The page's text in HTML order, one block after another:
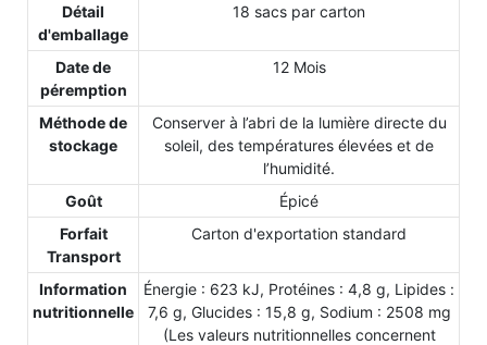
Détail
d'emballage
18 sacs par carton
Date de
péremption
12 Mois
Méthode de
stockage
Conserver à l’abri de la lumière directe du
soleil, des températures élevées et de
l’humidité.
Goût
Épicé
Forfait
Transport
Carton d'exportation standard
Information
nutritionnelle
Énergie : 623 kJ, Protéines : 4,8 g, Lipides :
7,6 g, Glucides : 15,8 g, Sodium : 2508 mg
(Les valeurs nutritionnelles concernent